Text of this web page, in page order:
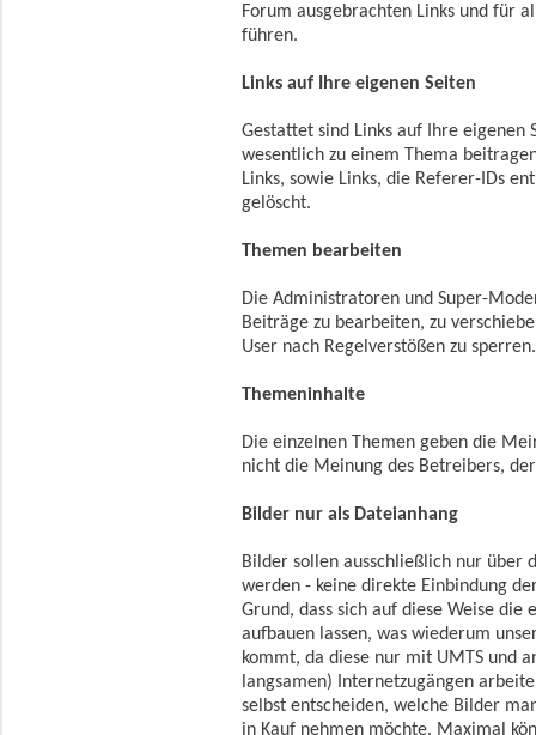
Forum ausgebrachten Links und für
führen.
Links auf Ihre eigenen Seiten
Gestattet sind Links auf Ihre eigenen
wesentlich zu einem Thema
Links, sowie Links, die Referer-IDs
gelöscht.
Themen bearbeiten
Die Administratoren und Super-
Beiträge zu bearbeiten, zu
User nach Regelverstößen zu sperren.
Themeninhalte
Die einzelnen Themen geben die
nicht die Meinung des Betreibers,
Bilder nur als Dateianhang
Bilder sollen ausschließlich nur über
werden - keine direkte Einbindung
Grund, dass sich auf diese Weise
aufbauen lassen, was wiederum
kommt, da diese nur mit UMTS und
langsamen) Internetzugängen
selbst entscheiden, welche Bilder
in Kauf nehmen möchte. Maximal